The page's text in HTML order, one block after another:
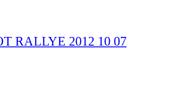
RALLYE 2012 10 07